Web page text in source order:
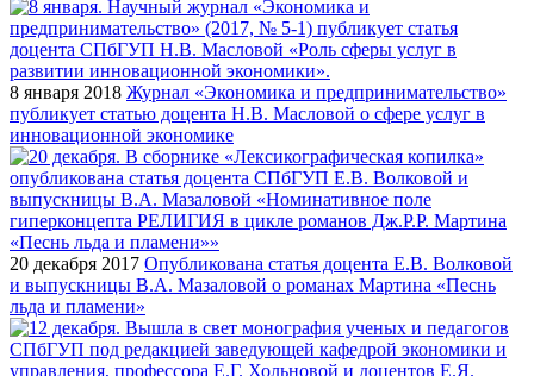
8 января 2018 Журнал «Экономика и предпринимательство»
публикует статью доцента Н.В. Масловой о сфере услуг в
инновационной экономике
20 декабря 2017 Опубликована статья доцента Е.В. Волковой
и выпускницы В.А. Мазаловой о романах Мартина «Песнь
льда и пламени»